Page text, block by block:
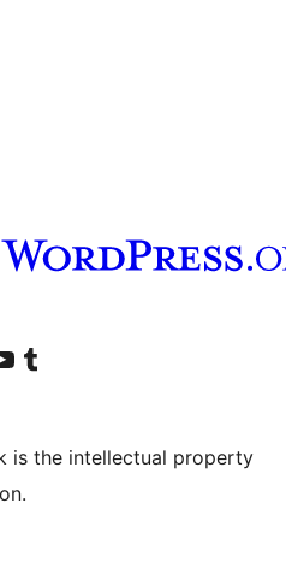
LinkedIn
de TikTok
nuestro canal de YouTube
Visita nuestra cuenta de Tumblr
is the intellectual property